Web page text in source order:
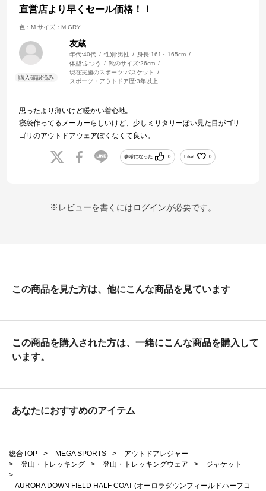
直営店より早くセール価格！！
色：M サイズ：M.GRY
友蔵
年代:40代 性別:男性 身長:161～165cm
体型: ふつう 靴のサイズ:26cm
現在実施のスポーツ:バスケット
スポーツ・アウトドア歴:3年以上
思ったより薄いけど暖かい着心地。
寝袋作ってるメーカーらしいけど、少しミリタリーぽい見た目がゴリ
ゴリのアウトドアウェアぽくなくて良い。
参考になった 0 Like! 0
※レビューを書くにはログインが必要です。
この商品を見た方は、他にこんな商品を見ています
この商品を購入された方は、一緒にこんな商品を購入して
います。
あなたにおすすめのアイテム
総合TOP > MEGA SPORTS >
アウトドアレジャー
>
登山・トレッキング > 登山・トレッキングウェア >
ジャケット
>
AURORA DOWN FIELD HALF COAT (オーロラダウンフィールドハーフコ